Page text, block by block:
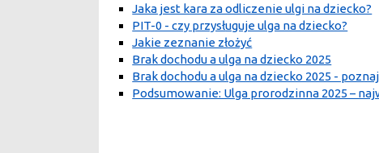
Jaka jest kara za odliczenie ulgi na dziecko?
PIT-0 - czy przysługuje ulga na dziecko?
Jakie zeznanie złożyć
Brak dochodu a ulga na dziecko 2025
Brak dochodu a ulga na dziecko 2025 -
Podsumowanie: Ulga prorodzinna 2025 –